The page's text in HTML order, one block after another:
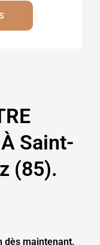
Saint-
(85).
dès maintenant.